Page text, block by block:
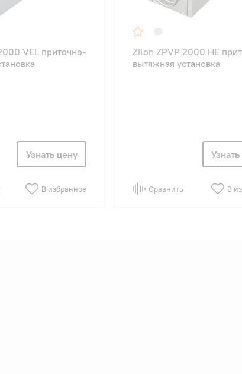
VEL приточно-
Узнать цену
В избранное
Zilon ZPVP 2000 HE
вытяжная установка
Сравнить В